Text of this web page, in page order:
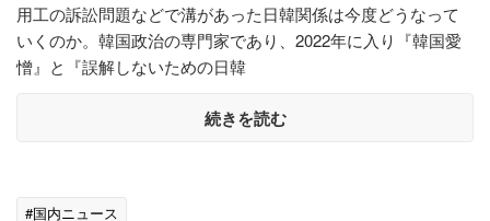
用工の訴訟問題などで溝があった日韓関係は今度どうなって
いくのか。韓国政治の専門家であり、2022年に入り『韓国愛
憎』と『誤解しないための日韓
続きを読む
#国内ニュース